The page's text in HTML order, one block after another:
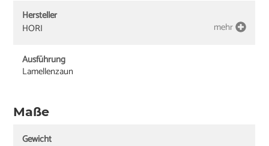
Hersteller
HORI
mehr
Ausführung
Lamellenzaun
Maße
Gewicht